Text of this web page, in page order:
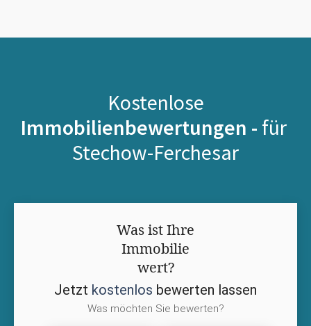
Kostenlose
Immobilienbewertungen - für
Stechow-Ferchesar
Was ist Ihre
Immobilie
wert?
Jetzt kostenlos bewerten lassen
Was möchten Sie bewerten?